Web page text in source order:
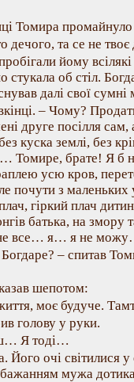
Томира промайнуло
та се не твоє
йому
об стіл.
далі свої сумні
– Чому?
друге посілля сам,
куска землі, без
Томире, брате! Я б
усю кров,
почути з
гіркий плач
батька, на змору
все… я… я не
– спитав
шепотом:
моє будуче.
голову у руки.
Я тоді…
Його очі світилися
мужа